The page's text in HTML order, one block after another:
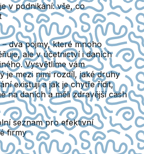
v podnikání: vše, co
dva pojmy, které mnoho
ale v účetnictví i daních
Vysvětlíme vám
je mezi nimi rozdíl, jaké druhy
existují a jak je chytře řídit,
na daních a měli zdravější cash
seznam pro efektivní
firmy